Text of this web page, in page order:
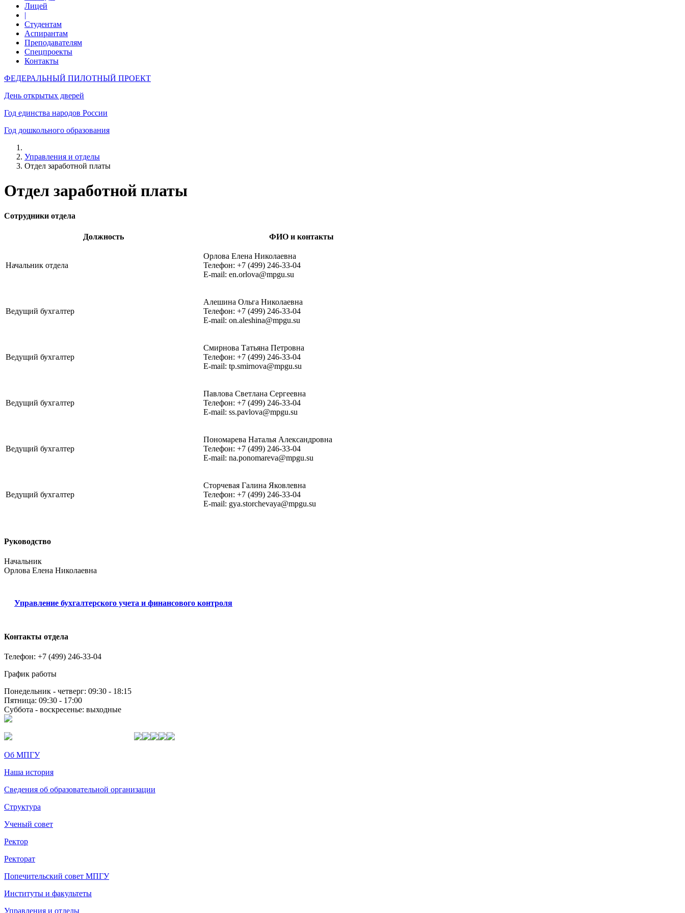
Лицей
|
Студентам
Аспирантам
Преподавателям
Спецпроекты
Контакты
ФЕДЕРАЛЬНЫЙ ПИЛОТНЫЙ ПРОЕКТ
День открытых дверей
Год единства народов России
Год дошкольного образования
Управления и отделы
Отдел заработной платы
Отдел заработной платы
Сотрудники отдела
Должность ФИО и контакты
Начальник отдела
Орлова Елена Николаевна
Телефон: +7 (499) 246-33-04
E-mail: en.orlova@mpgu.su
Ведущий бухгалтер
Алешина Ольга Николаевна
Телефон: +7 (499) 246-33-04
Е-mail: on.aleshina@mpgu.su
Ведущий бухгалтер
Смирнова Татьяна Петровна
Телефон: +7 (499) 246-33-04
E-mail: tp.smirnova@mpgu.su
Ведущий бухгалтер
Павлова Светлана Сергеевна
Телефон: +7 (499) 246-33-04
E-mail: ss.pavlova@mpgu.su
Ведущий бухгалтер
Пономарева Наталья Александровна
Телефон: +7 (499) 246-33-04
E-mail: na.ponomareva@mpgu.su
Ведущий бухгалтер
Сторчевая Галина Яковлевна
Телефон: +7 (499) 246-33-04
E-mail: gya.storchevaya@mpgu.su
Руководство
Начальник
Орлова Елена Николаевна
Управление бухгалтерского учета и финансового контроля
Контакты отдела
Телефон: +7 (499) 246-33-04
График работы
Понедельник - четверг: 09:30 - 18:15
Пятница: 09:30 - 17:00
Суббота - воскресенье: выходные
Об МПГУ
Наша история
Сведения об образовательной организации
Структура
Ученый совет
Ректор
Ректорат
Попечительский совет МПГУ
Институты и факультеты
Управления и отделы